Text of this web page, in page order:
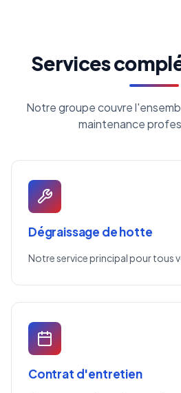
Services
Notre groupe couvre
maintenance
Dégraissage de hotte
Notre service principal pour tous
Contrat d'entretien